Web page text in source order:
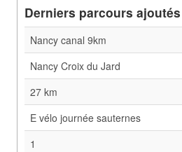
Derniers parcours ajoutés
Nancy canal 9km
Nancy Croix du Jard
27 km
E vélo journée sauternes
1